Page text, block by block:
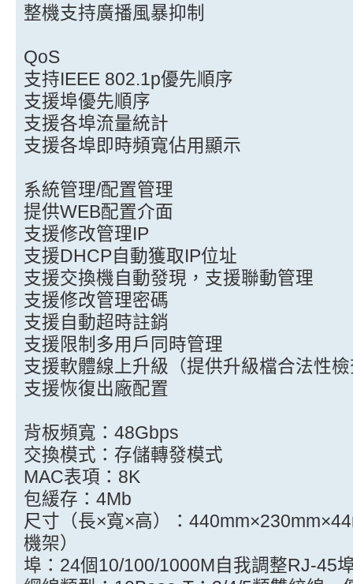
整機支持廣播風暴抑制
QoS
支持IEEE 802.1p優先順序
支援埠優先順序
支援各埠流量統計
支援各埠即時頻寬佔用顯示
系統管理/配置管理
提供WEB配置介面
支援修改管理IP
支援DHCP自動獲取IP位址
支援交換機自動發現，支援聯動管理
支援修改管理密碼
支援自動超時註銷
支援限制多用戶同時管理
支援軟體線上升級（提供升級檔合法性
支援恢復出廠配置
背板頻寬：48Gbps
交換模式：存儲轉發模式
MAC表項：8K
包緩存：4Mb
尺寸（長×寬×高）：
機架）
埠：24個10/100/1000M自我調整RJ-45